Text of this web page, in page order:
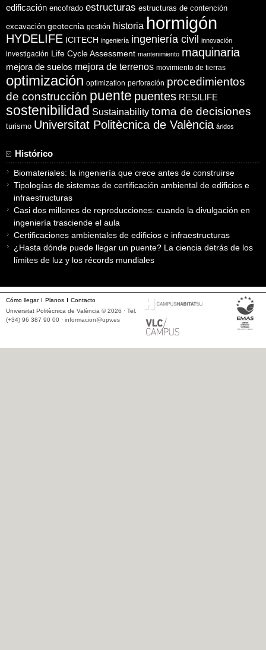
edificación encofrado estructuras estructuras de contención
excavación geotecnia gestión historia hormigón
HYDELIFE ICITECH ingeniería ingeniería civil innovación
investigación Life Cycle Assessment mantenimiento maquinaria
mejora de suelos mejora de terrenos movimiento de tierras
optimización optimization perforación procedimientos
de construcción puente puentes RESILIFE
sostenibilidad Sustainability toma de decisiones
turismo Universitat Politècnica de València áridos
Histórico
Biomateriales: la ingeniería que crece antes de construirse
Tipologías de sistemas de certificación ambiental de edificios e
infraestructuras
Casi dos millones de reproducciones: cuando la divulgación en
ingeniería trasciende el aula
Certificaciones ambientales de edificios e infraestructuras
¿Hasta dónde puede llegar un puente? La ciencia detrás de los
límites de luz y los récords mundiales
Cómo llegar Planos
Contacto
Universitat Politècnica de València © 2026 · Tel.
(+34) 96 387 90 00 · informacion@upv.es